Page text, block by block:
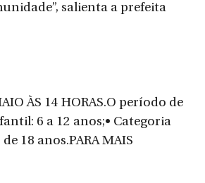
salienta a prefeita
ÀS 14 HORAS.O período de
6 a 12 anos;• Categoria
18 anos.PARA MAIS